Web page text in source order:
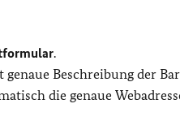
.
Beschreibung der
die genaue